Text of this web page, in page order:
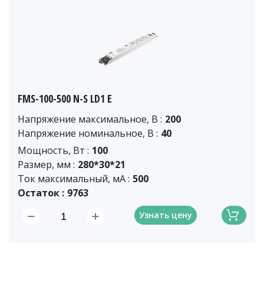
FMS-100-500 N-S LD1 E
Напряжение максимальное, В : 200
Напряжение номинальное, В : 40
Мощность, Вт : 100
Размер, мм : 280*30*21
Ток максимальный, мА : 500
Остаток : 9763
Узнать цену